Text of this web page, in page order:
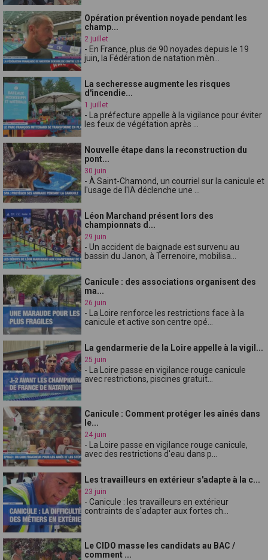
Opération prévention noyade pendant les
champ...
2 juillet
- En France, plus de 90 noyades depuis le 19
juin, la Fédération de natation mèn...
La secheresse augmente les risques
d'incendie...
1 juillet
- La préfecture appelle à la vigilance pour éviter
les feux de végétation après ...
Nouvelle étape dans la reconstruction du
pont...
30 juin
- À Saint-Chamond, un courriel sur la canicule et
l'usage de l'IA déclenche une ...
Léon Marchand présent lors des
championnats d...
29 juin
- Un accident de baignade est survenu au
bassin du Janon, à Terrenoire, mobilisa...
Canicule : des associations organisent des
ma...
26 juin
- La Loire renforce les restrictions face à la
canicule et active son centre opé...
La gendarmerie de la Loire appelle à la vigil...
25 juin
- La Loire passe en vigilance rouge canicule
avec restrictions, piscines gratuit...
Canicule : Comment protéger les aînés dans
le...
24 juin
- La Loire passe en vigilance rouge canicule,
avec des restrictions d'eau dans p...
Les travailleurs en extérieur s'adapte à la c...
23 juin
- Canicule : les travailleurs en extérieur
contraints de s'adapter aux fortes ch...
Le CIDO masse les candidats au BAC /
comment ...